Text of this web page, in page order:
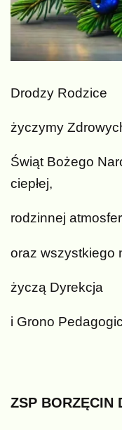
Drodzy Rodzice
życzymy
Świąt Bożego
ciepłej,
rodzinnej
oraz wszystkiego
życzą Dyrekcja
i Grono
ZSP BORZĘCIN